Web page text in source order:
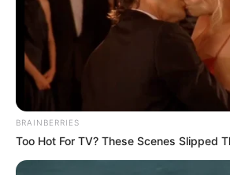
pequenas, como banheiros e
exemplo.
BRAINBERRIES
Too Hot For TV? These Scenes Slipped